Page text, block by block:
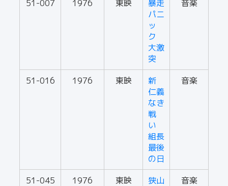
51-007 1976 東映
暴走
パニ
ッ
ク
大激
突
音楽
51-016 1976 東映
新
仁義
なき
戦
い
組長
最後
の日
音楽
51-045 1976 東映 狭山 音楽